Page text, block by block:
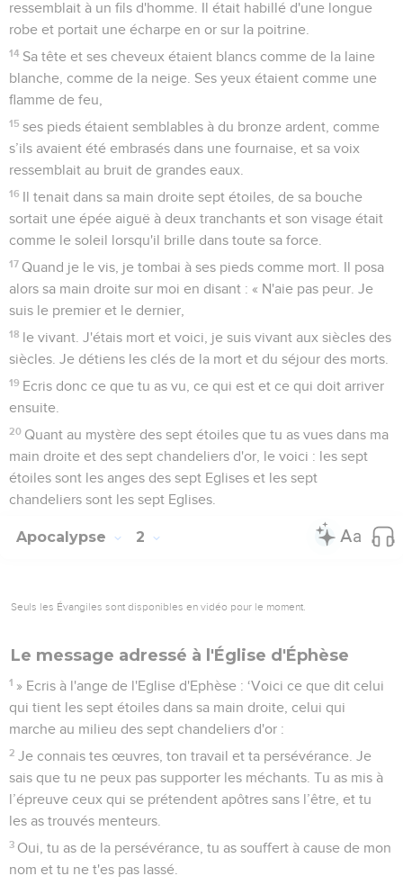
ressemblait à un fils d'homme. Il était habillé d'une longue
robe et portait une écharpe en or sur la poitrine.
14 Sa tête et ses cheveux étaient blancs comme de la laine
blanche, comme de la neige. Ses yeux étaient comme une
flamme de feu,
15 ses pieds étaient semblables à du bronze ardent, comme
s’ils avaient été embrasés dans une fournaise, et sa voix
ressemblait au bruit de grandes eaux.
16 Il tenait dans sa main droite sept étoiles, de sa bouche
sortait une épée aiguë à deux tranchants et son visage était
comme le soleil lorsqu'il brille dans toute sa force.
17 Quand je le vis, je tombai à ses pieds comme mort. Il posa
alors sa main droite sur moi en disant : « N'aie pas peur. Je
suis le premier et le dernier,
18 le vivant. J'étais mort et voici, je suis vivant aux siècles des
siècles. Je détiens les clés de la mort et du séjour des morts.
19 Ecris donc ce que tu as vu, ce qui est et ce qui doit arriver
ensuite.
20 Quant au mystère des sept étoiles que tu as vues dans ma
main droite et des sept chandeliers d'or, le voici : les sept
étoiles sont les anges des sept Eglises et les sept
chandeliers sont les sept Eglises.
Apocalypse 2
Seuls les Évangiles sont disponibles en vidéo pour le moment.
Le message adressé à l'Église d'Éphèse
1 » Ecris à l'ange de l'Eglise d'Ephèse : ‘Voici ce que dit celui
qui tient les sept étoiles dans sa main droite, celui qui
marche au milieu des sept chandeliers d'or :
2 Je connais tes œuvres, ton travail et ta persévérance. Je
sais que tu ne peux pas supporter les méchants. Tu as mis à
l’épreuve ceux qui se prétendent apôtres sans l’être, et tu
les as trouvés menteurs.
3 Oui, tu as de la persévérance, tu as souffert à cause de mon
nom et tu ne t'es pas lassé.